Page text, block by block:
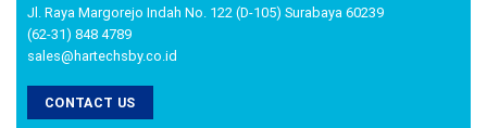
Jl. Raya Margorejo Indah No. 122 (D-105) Surabaya 60239
(62-31) 848 4789
sales@hartechsby.co.id
CONTACT US